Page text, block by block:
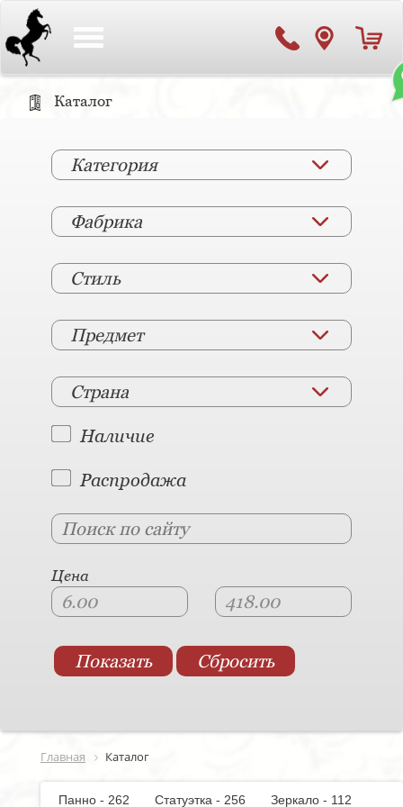
Каталог
Категория
Фабрика
Стиль
Предмет
Страна
Наличие
Распродажа
Цена
Главная Каталог
Панно - 262 Статуэтка - 256
Зеркало - 112